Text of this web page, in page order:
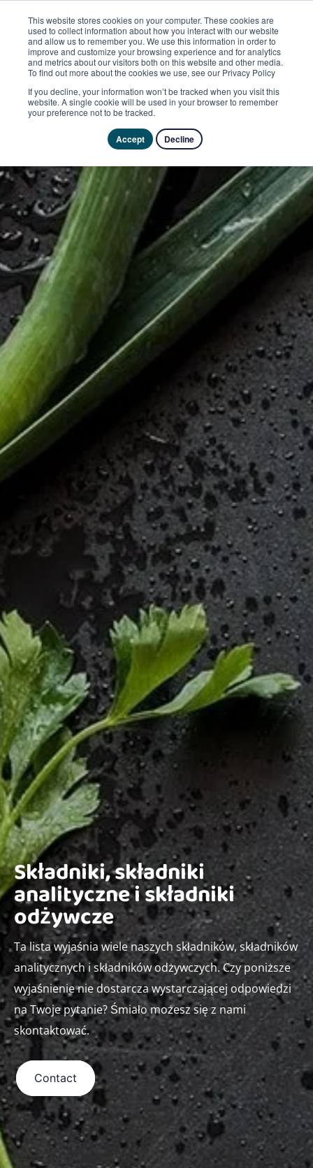
This website stores cookies on your computer. These cookies are
used to collect information about how you interact with our website
and allow us to remember you. We use this information in order to
improve and customize your browsing experience and for analytics
and metrics about our visitors both on this website and other media.
To find out more about the cookies we use, see our Privacy Policy
If you decline, your information won’t be tracked when you visit this
website. A single cookie will be used in your browser to remember
your preference not to be tracked.
Accept Decline
Składniki, składniki
analityczne i składniki
odżywcze
Ta lista wyjaśnia wiele naszych składników, składników
analitycznych i składników odżywczych. Czy poniższe
wyjaśnienie nie dostarcza wystarczającej odpowiedzi
na Twoje pytanie? Śmiało możesz się z nami
skontaktować.
Contact